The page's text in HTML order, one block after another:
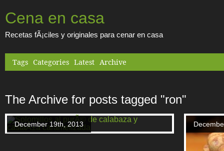
Cena en casa
Recetas fÃ¡ciles y originales para cenar en casa
Tags Categories Latest Archive
The Archive for posts tagged "ron"
December 19th, 2013